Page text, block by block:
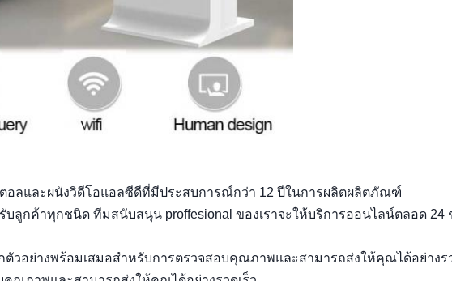
ตอลและผนังวิดีโอแอลซีดีที่มีประสบการณ์กว่า 12 ปีในการผลิตผลิตภัณฑ์
รับลูกค้าทุกชนิด ทีมสนับสนุน proffesional ของเราจะให้บริการออนไลน์ตลอด 24
วอย่างพร้อมเสมอสำหรับการตรวจสอบคุณภาพและสามารถส่งให้คุณได้อย่างร